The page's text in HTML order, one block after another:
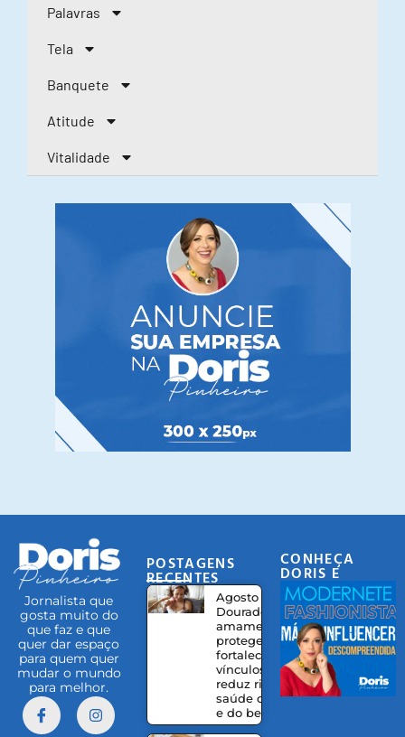
Palavras
Tela
Banquete
Atitude
Vitalidade
Jornalista que
gosta muito do
que faz e que
quer dar espaço
para quem quer
mudar o mundo
para melhor.
POSTAGENS
RECENTES
Agosto
Dourado:
amamentação
protege,
fortalece
vínculos e
reduz riscos à
saúde da mãe
e do bebê
CONHEÇA
DORIS E
EQUIPE